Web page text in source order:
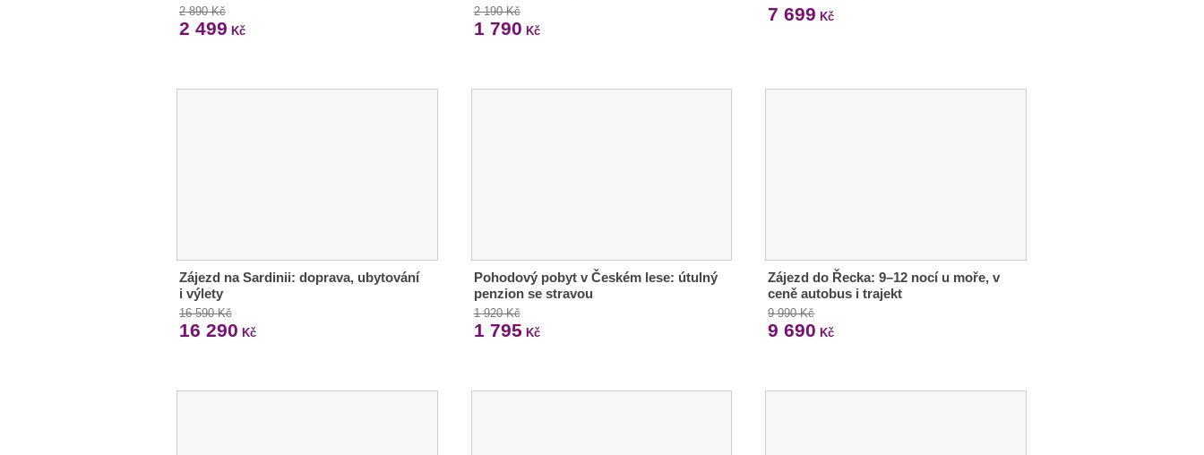
2 890 Kč
2 499 Kč
2 190 Kč
1 790 Kč
7 699 Kč
Zájezd na Sardinii: doprava, ubytování
i výlety
16 590 Kč
16 290 Kč
Pohodový pobyt v Českém lese: útulný
penzion se stravou
1 920 Kč
1 795 Kč
Zájezd do Řecka: 9–12 nocí u moře, v
ceně autobus i trajekt
9 990 Kč
9 690 Kč